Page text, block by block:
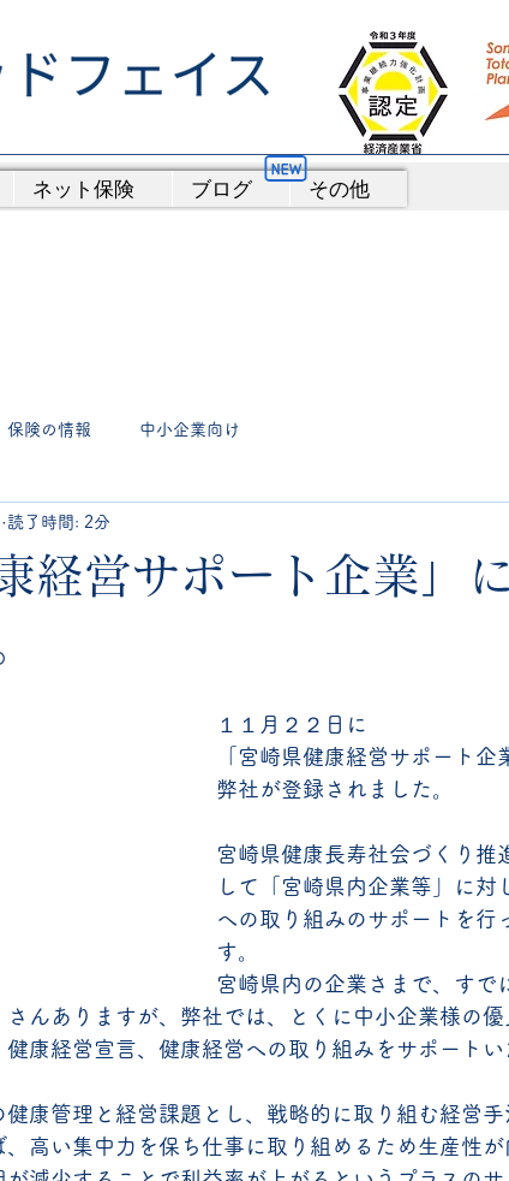
ネット保険 ブログ その他
保険の情報 中小企業向け
経営サポート企業」
読了時間: 2分
１１月２２日に
「宮崎県健康経営サポート企
弊社が登録されました。
宮崎県健康長寿社会づくり推
して「宮崎県内企業等」に対
への取り組みのサポートを行
す。
宮崎県内の企業さまで、すで
さんありますが、弊社では、とくに中小企業様の優
康経営宣言、健康経営への取り組みをサポートい
康管理と経営課題とし、戦略的に取り組む経営手
高い集中力を保ち仕事に取り組めるため生産性が